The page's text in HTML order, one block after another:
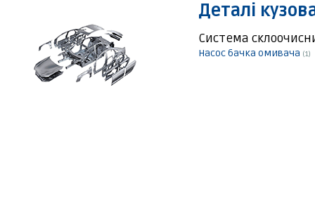
Деталі
Система
Насос бачка омивача (1)